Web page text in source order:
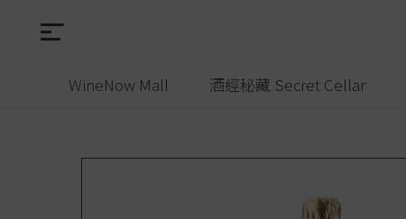
WineNow Mall 酒經秘藏 Secret Cellar